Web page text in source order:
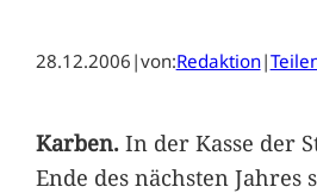
28.12.2006 |von:Redaktion|
Karben.In der Kasse der
Ende des nächsten